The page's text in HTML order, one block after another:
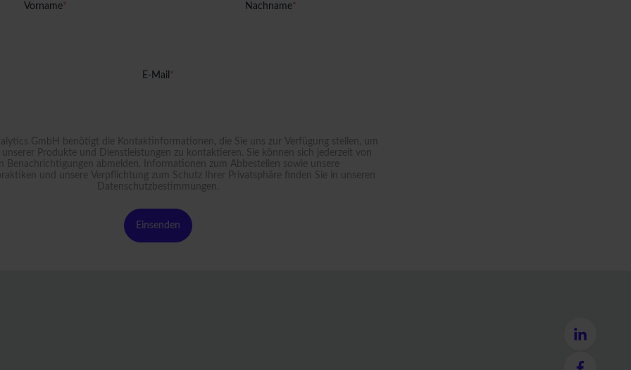
Vorname* Nachname*
E-Mail *
GmbH benötigt die Kontaktinformationen, die Sie uns zur Verfügung stellen, um
unserer Produkte und Dienstleistungen zu kontaktieren. Sie können sich jederzeit von
Benachrichtigungen abmelden. Informationen zum Abbestellen sowie unsere
und unsere Verpflichtung zum Schutz Ihrer Privatsphäre finden Sie in unseren
Datenschutzbestimmungen .